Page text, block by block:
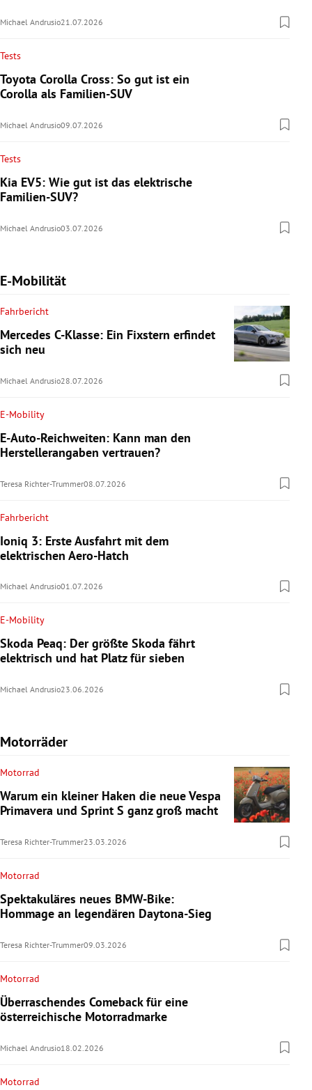
Michael Andrusio21.07.2026
Tests
Toyota Corolla Cross: So gut ist ein
Corolla als Familien-SUV
Michael Andrusio09.07.2026
Tests
Kia EV5: Wie gut ist das elektrische
Familien-SUV?
Michael Andrusio03.07.2026
E-Mobilität
Fahrbericht
Mercedes C-Klasse: Ein Fixstern erfindet
sich neu
Michael Andrusio28.07.2026
E-Mobility
E-Auto-Reichweiten: Kann man den
Herstellerangaben vertrauen?
Teresa Richter-Trummer08.07.2026
Fahrbericht
Ioniq 3: Erste Ausfahrt mit dem
elektrischen Aero-Hatch
Michael Andrusio01.07.2026
E-Mobility
Skoda Peaq: Der größte Skoda fährt
elektrisch und hat Platz für sieben
Michael Andrusio23.06.2026
Motorräder
Motorrad
Warum ein kleiner Haken die neue Vespa
Primavera und Sprint S ganz groß macht
Teresa Richter-Trummer23.03.2026
Motorrad
Spektakuläres neues BMW-Bike:
Hommage an legendären Daytona-Sieg
Teresa Richter-Trummer09.03.2026
Motorrad
Überraschendes Comeback für eine
österreichische Motorradmarke
Michael Andrusio18.02.2026
Motorrad